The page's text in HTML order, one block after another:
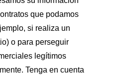
que podamos
si realiza un
o para perseguir
legítimos
Tenga en cuenta